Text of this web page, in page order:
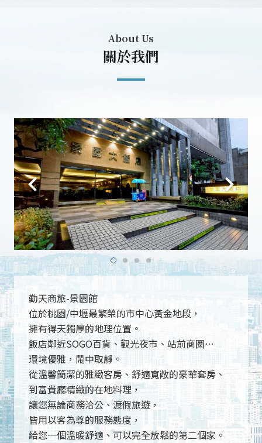
About Us
關於我們
勤天商旅-景園館
位於桃園/中壢最繁榮的市中心黃金地段，
擁有得天獨厚的地理位置。
飯店鄰近SOGO百貨、觀光夜市、站前商圈…
環境優雅，鬧中取靜。
從溫馨簡潔的雅緻客房、舒適寬敞的豪華套房、
到富貴廳精緻的在地料理，
讓您無論商務洽公、渡假旅遊，
皆用以客為尊的服務態度，
給您一個溫暖舒適、可以完全放鬆的第二個家。